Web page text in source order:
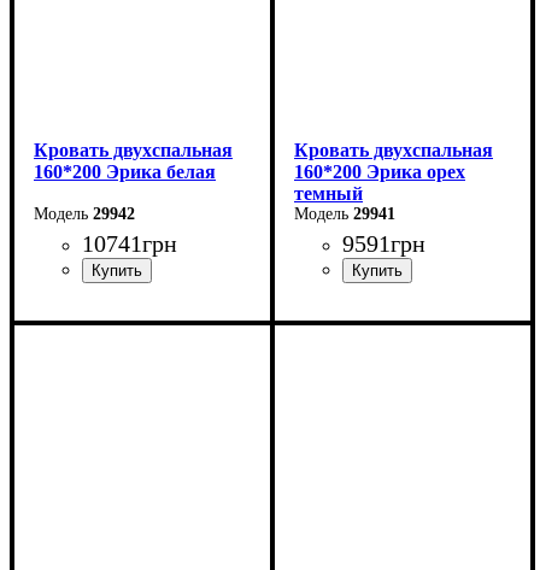
Кровать двухспальная
160*200 Эрика белая
29942
10741грн
Ширина: 160 см
Кровать двухспальная
160*200 Эрика орех
темный
29941
9591грн
Ширина: 160 см